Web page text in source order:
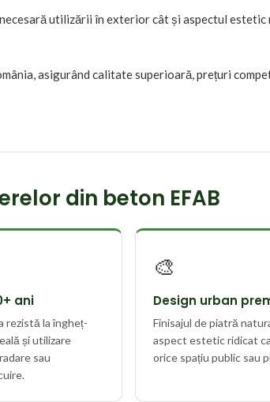
utilizării în exterior cât și aspectul
asigurând calitate superioară, prețuri
din beton EFAB
ani
rezistă la îngheț-
și utilizare
sau
🎨
Design urban
Finisajul de piatră
aspect estetic ridicat
orice spațiu public sau